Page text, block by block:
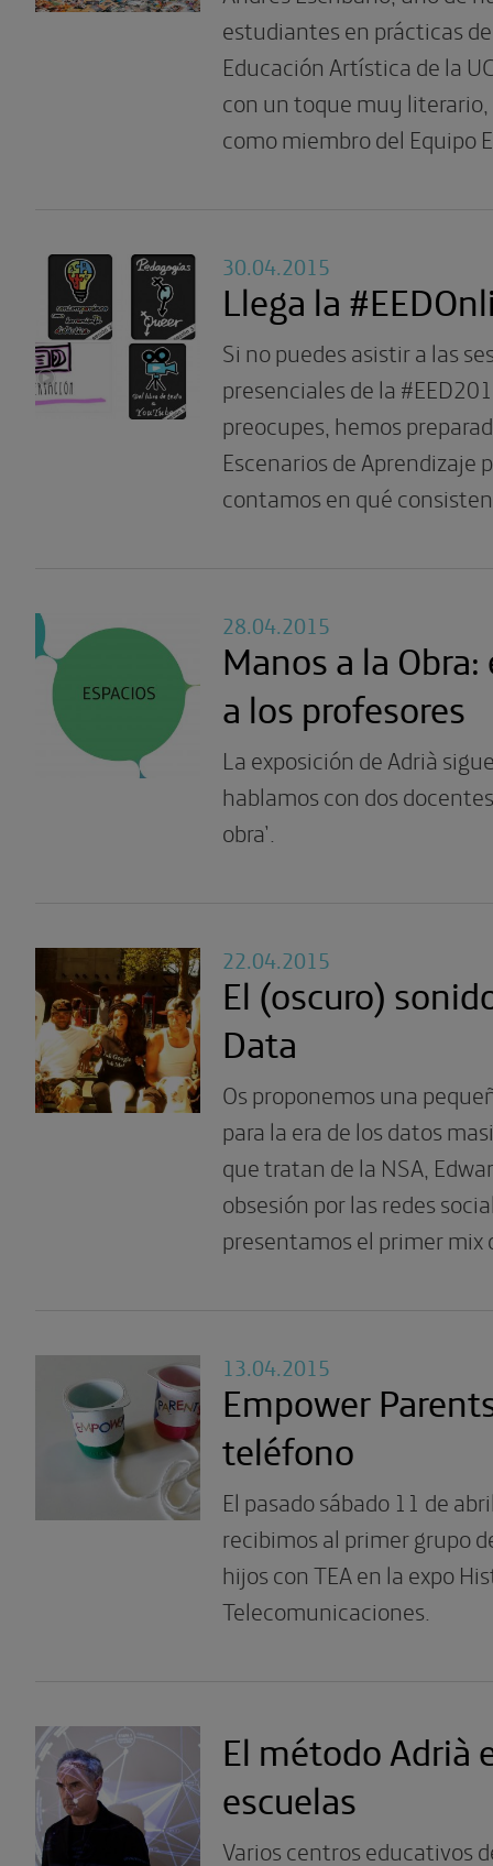
estudiantes en prácticas
Educación Artística de la
con un toque muy
como miembro del Equipo
30.04.2015
Llega la
Si no puedes asistir a las
presenciales de la
preocupes, hemos
Escenarios de Aprendizaje
contamos en qué
28.04.2015
Manos a la
a los profesores
La exposición de Adrià
hablamos con dos
obra’.
22.04.2015
El (oscuro)
Data
Os proponemos una
para la era de los datos
que tratan de la NSA,
obsesión por las redes
presentamos el primer mix
13.04.2015
Empower
teléfono
El pasado sábado 11 de
recibimos al primer grupo
hijos con TEA en la expo
Telecomunicaciones.
El método Adrià
escuelas
Varios centros educativos